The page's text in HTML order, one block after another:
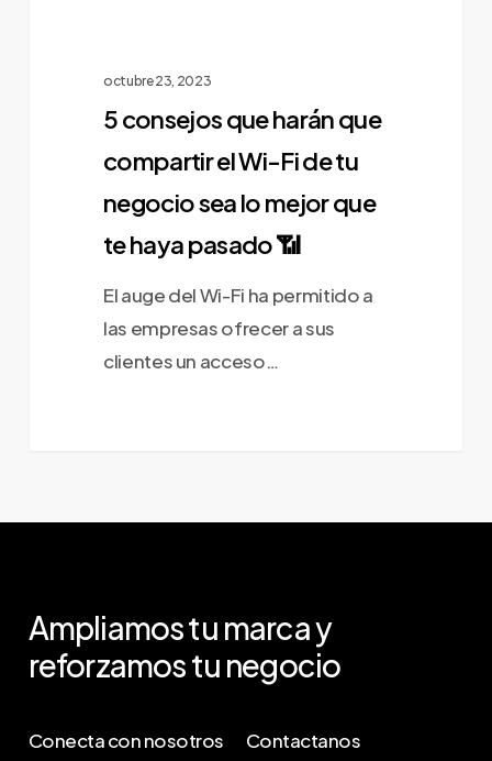
octubre 23, 2023
5 consejos que harán que
compartir el Wi-Fi de tu
negocio sea lo mejor que
te haya pasado 📶
El auge del Wi-Fi ha permitido a
las empresas ofrecer a sus
clientes un acceso…
Ampliamos tu marca y
reforzamos tu negocio
Conecta con nosotros Contactanos